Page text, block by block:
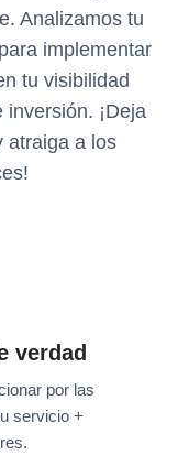
Analizamos tu
implementar
tu visibilidad
¡Deja
atraiga a los
verdad
por las
servicio +